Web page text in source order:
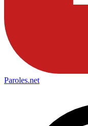
Paroles.net